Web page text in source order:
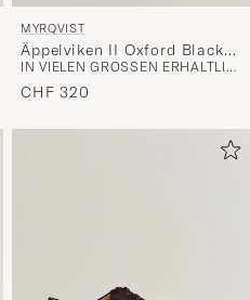
MYRQVIST
Äppelviken II Oxford Black
Calf
IN VIELEN GRÖSSEN ERHÄLTLICH
CHF 320